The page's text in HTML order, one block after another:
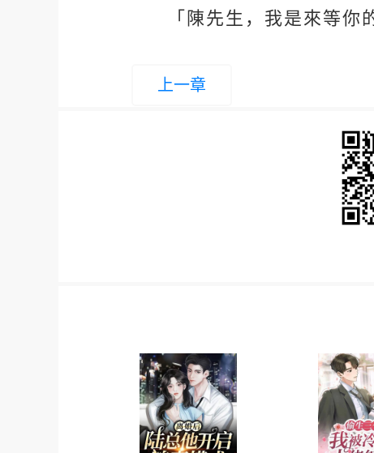
「陳先生，我是來等你
上一章